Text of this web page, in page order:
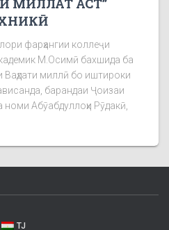
МИЛЛАТ АСТ”
фарҳангии коллеҷи
М.Осимӣ бахшида ба
миллӣ бо иштироки
барандаи Ҷоизаи
Абӯабдуллоҳи Рӯдакӣ,
TJ